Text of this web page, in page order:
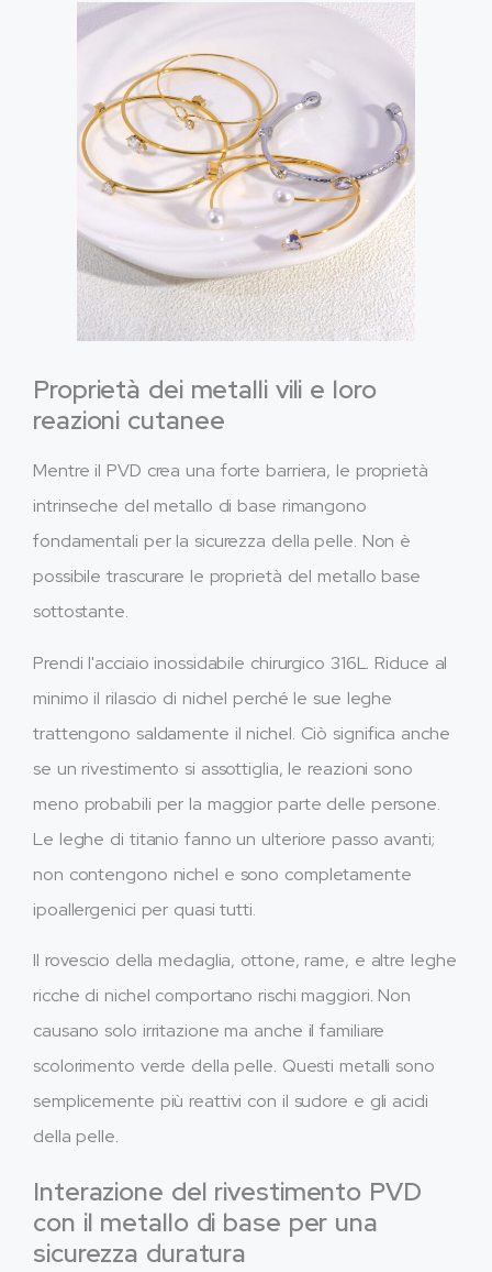
Proprietà dei metalli vili e loro
reazioni cutanee
Mentre il PVD crea una forte barriera, le proprietà
intrinseche del metallo di base rimangono
fondamentali per la sicurezza della pelle. Non è
possibile trascurare le proprietà del metallo base
sottostante.
Prendi l'acciaio inossidabile chirurgico 316L. Riduce al
minimo il rilascio di nichel perché le sue leghe
trattengono saldamente il nichel. Ciò significa anche
se un rivestimento si assottiglia, le reazioni sono
meno probabili per la maggior parte delle persone.
Le leghe di titanio fanno un ulteriore passo avanti;
non contengono nichel e sono completamente
ipoallergenici per quasi tutti.
Il rovescio della medaglia, ottone, rame, e altre leghe
ricche di nichel comportano rischi maggiori. Non
causano solo irritazione ma anche il familiare
scolorimento verde della pelle. Questi metalli sono
semplicemente più reattivi con il sudore e gli acidi
della pelle.
Interazione del rivestimento PVD
con il metallo di base per una
sicurezza duratura